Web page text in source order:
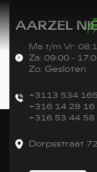
AARZEL
Ma t/m Vr:
Za: 09:00 -
Zo: Gesloten
+3113 534
+316 14 28
+316 53 44 58
Dorpsstraat